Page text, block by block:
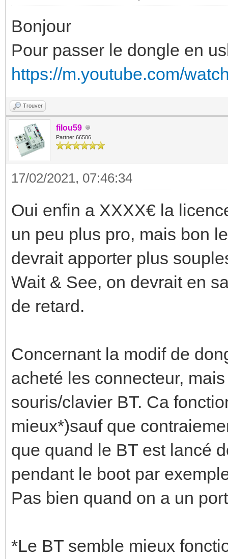
Bonjour
Pour passer le dongle en
https://m.youtube.com/
Trouver
filou59
Partner 66506
17/02/2021, 07:46:34
Oui enfin a XXXX€ la
un peu plus pro, mais bon
devrait apporter plus
Wait & See, on devrait en
de retard.
Concernant la modif de
acheté les connecteur,
souris/clavier BT. Ca
mieux*)sauf que
que quand le BT est lancé
pendant le boot par
Pas bien quand on a un
*Le BT semble mieux